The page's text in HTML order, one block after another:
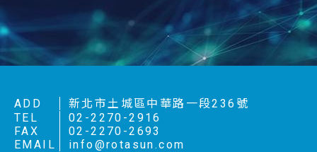
ADD
新北市土城區中華路一段236號
TEL
02-2270-2916
FAX
02-2270-2693
EMAIL
info@rotasun.com